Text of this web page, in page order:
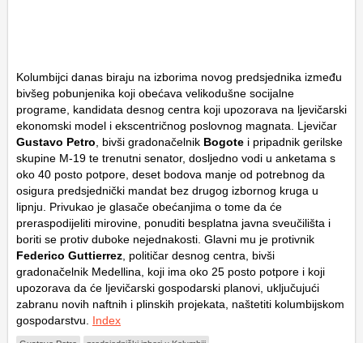
Kolumbijci danas biraju na izborima novog predsjednika između
bivšeg pobunjenika koji obećava velikodušne socijalne
programe, kandidata desnog centra koji upozorava na ljevičarski
ekonomski model i ekscentričnog poslovnog magnata. Ljevičar
Gustavo Petro , bivši gradonačelnik Bogote i pripadnik gerilske
skupine M-19 te trenutni senator, dosljedno vodi u anketama s
oko 40 posto potpore, deset bodova manje od potrebnog da
osigura predsjednički mandat bez drugog izbornog kruga u
lipnju. Privukao je glasače obećanjima o tome da će
preraspodijeliti mirovine, ponuditi besplatna javna sveučilišta i
boriti se protiv duboke nejednakosti. Glavni mu je protivnik
Federico Guttierrez , političar desnog centra, bivši
gradonačelnik Medellina, koji ima oko 25 posto potpore i koji
upozorava da će ljevičarski gospodarski planovi, uključujući
zabranu novih naftnih i plinskih projekata, naštetiti kolumbijskom
gospodarstvu. Index